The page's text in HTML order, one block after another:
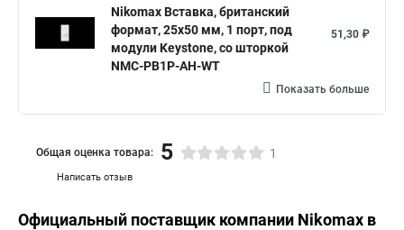
Nikomax Вставка, британский
формат, 25x50 мм, 1 порт, под
модули Keystone, со шторкой
NMC-PB1P-AH-WT
51,30 ₽
Показать больше
Написать отзыв
Общая оценка товара: 5 1
Официальный поставщик компании Nikomax в